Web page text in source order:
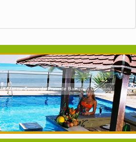
Mar no Centro da Praia de Balneário Camboriú